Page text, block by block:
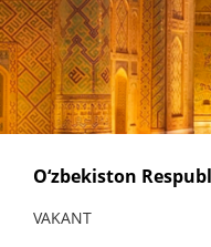
O‘zbekiston
VAKANT